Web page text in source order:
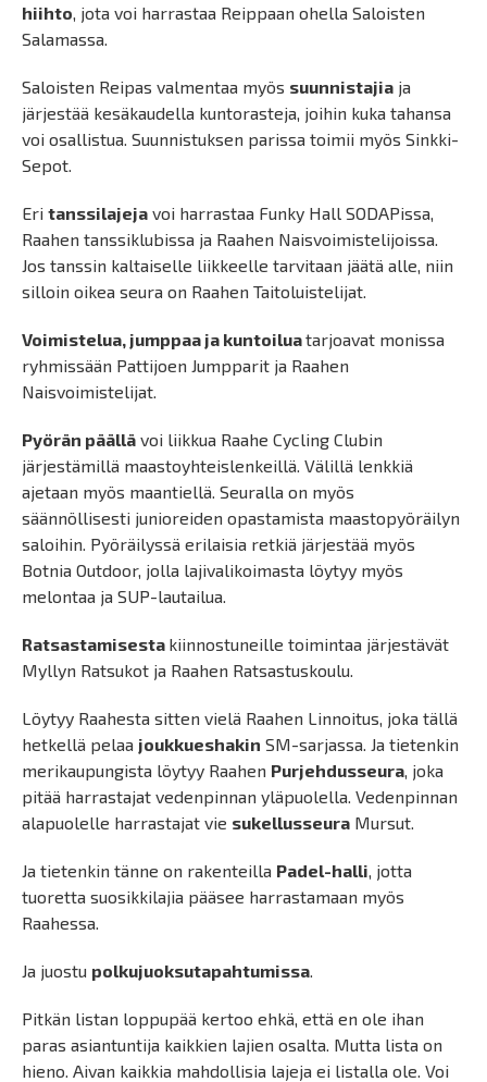
hiihto , jota voi harrastaa Reippaan ohella Saloisten
Salamassa.
Saloisten Reipas valmentaa myös suunnistajia ja
järjestää kesäkaudella kuntorasteja, joihin kuka tahansa
voi osallistua. Suunnistuksen parissa toimii myös Sinkki-
Sepot.
Eri tanssilajeja voi harrastaa Funky Hall SODAPissa,
Raahen tanssiklubissa ja Raahen Naisvoimistelijoissa.
Jos tanssin kaltaiselle liikkeelle tarvitaan jäätä alle, niin
silloin oikea seura on Raahen Taitoluistelijat.
Voimistelua, jumppaa ja kuntoiluatarjoavat monissa
ryhmissään Pattijoen Jumpparit ja Raahen
Naisvoimistelijat.
Pyörän päällä voi liikkua Raahe Cycling Clubin
järjestämillä maastoyhteislenkeillä. Välillä lenkkiä
ajetaan myös maantiellä. Seuralla on myös
säännöllisesti junioreiden opastamista maastopyöräilyn
saloihin. Pyöräilyssä erilaisia retkiä järjestää myös
Botnia Outdoor, jolla lajivalikoimasta löytyy myös
melontaa ja SUP-lautailua.
Ratsastamisesta kiinnostuneille toimintaa järjestävät
Myllyn Ratsukot ja Raahen Ratsastuskoulu.
Löytyy Raahesta sitten vielä Raahen Linnoitus, joka tällä
hetkellä pelaa joukkueshakin SM-sarjassa. Ja tietenkin
merikaupungista löytyy Raahen Purjehdusseura , joka
pitää harrastajat vedenpinnan yläpuolella. Vedenpinnan
alapuolelle harrastajat vie sukellusseura Mursut.
Ja tietenkin tänne on rakenteilla Padel-halli , jotta
tuoretta suosikkilajia pääsee harrastamaan myös
Raahessa.
Ja juostu polkujuoksutapahtumissa
Pitkän listan loppupää kertoo ehkä, että en ole ihan
paras asiantuntija kaikkien lajien osalta. Mutta lista on
hieno. Aivan kaikkia mahdollisia lajeja ei listalla ole. Voi